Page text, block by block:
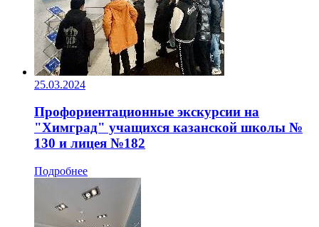
25.03.2024
Профориентационные экскурсии на
"Химград" учащихся казанской школы №
130 и лицея №182
Подробнее